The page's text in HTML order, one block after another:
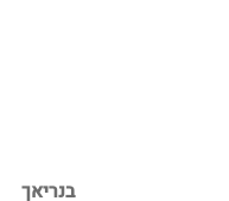
בנריאך